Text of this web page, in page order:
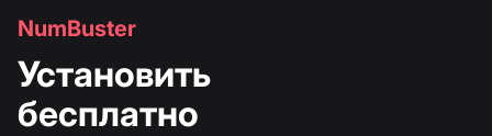
NumBuster
Установить
бесплатно